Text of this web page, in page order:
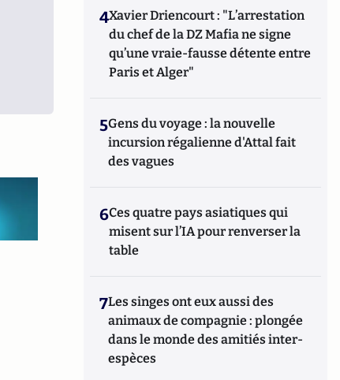
4Xavier Driencourt : "L’arrestation
du chef de la DZ Mafia ne signe
qu’une vraie-fausse détente entre
Paris et Alger"
5Gens du voyage : la nouvelle
incursion régalienne d'Attal fait
des vagues
6Ces quatre pays asiatiques qui
misent sur l’IA pour renverser la
table
7Les singes ont eux aussi des
animaux de compagnie : plongée
dans le monde des amitiés inter-
espèces